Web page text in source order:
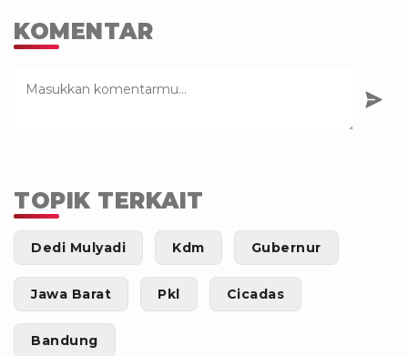
KOMENTAR
TOPIK TERKAIT
Dedi Mulyadi Kdm Gubernur
Jawa Barat Pkl Cicadas
Bandung